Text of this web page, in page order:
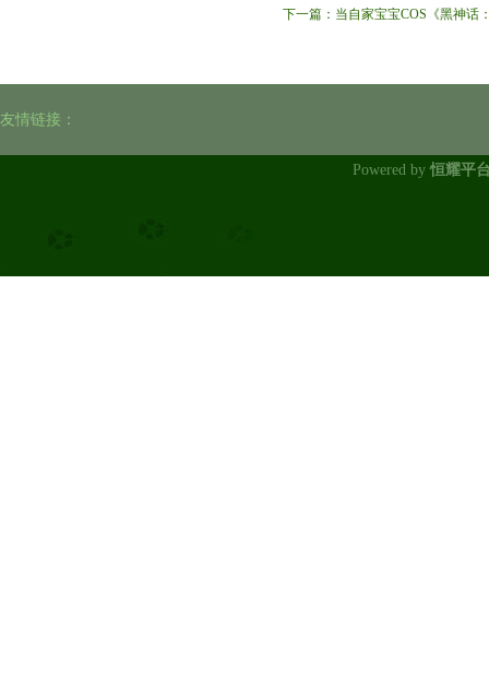
下一篇： 当自家宝宝COS《黑神话
友情链接：
Powered by恒耀平